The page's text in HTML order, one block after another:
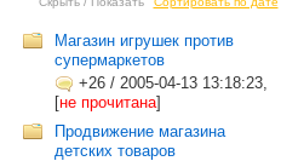
Магазин игрушек против
супермаркетов
+26 / 2005-04-13 13:18:23,
[не прочитана]
Продвижение магазина
детских товаров